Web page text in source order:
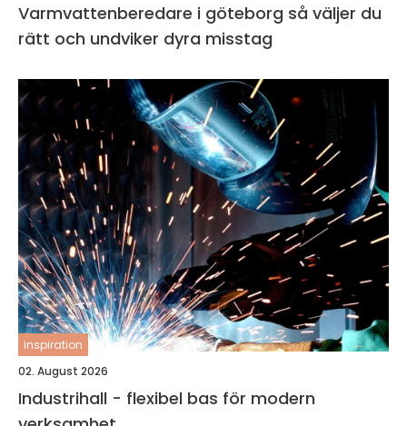
Varmvattenberedare i göteborg så väljer du
rätt och undviker dyra misstag
inspiration
02. August 2026
Industrihall - flexibel bas för modern